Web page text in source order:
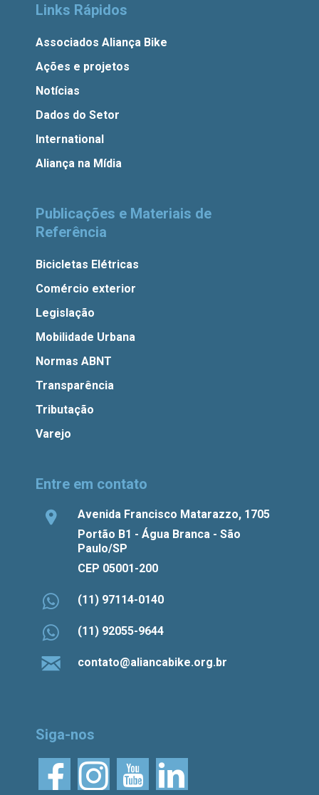
Links Rápidos
Associados Aliança Bike
Ações e projetos
Notícias
Dados do Setor
International
Aliança na Mídia
Publicações e Materiais de
Referência
Bicicletas Elétricas
Comércio exterior
Legislação
Mobilidade Urbana
Normas ABNT
Transparência
Tributação
Varejo
Entre em contato
Avenida Francisco Matarazzo, 1705
Portão B1 - Água Branca - São
Paulo/SP
CEP 05001-200
(11) 97114-0140
(11) 92055-9644
contato@aliancabike.org.br
Siga-nos